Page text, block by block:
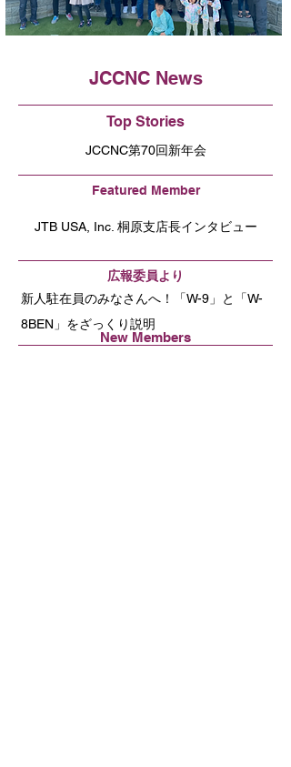
JCCNC News
Top Stories
JCCNC第70回新年会
Featured Member
JTB USA, Inc. 桐原支店長インタビュー
​広報委員より
新人駐在員のみなさんへ！「W-9」と「W-
8BEN」をざっくり説明
New Members